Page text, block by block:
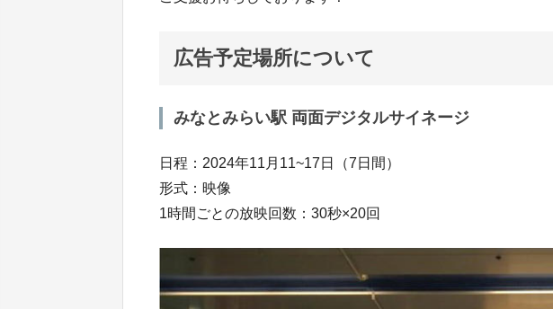
広告予定場所について
みなとみらい駅 両面デジタルサイネージ
日程：2024年11月11~17日（7日間）
形式：映像
1時間ごとの放映回数：30秒×20回